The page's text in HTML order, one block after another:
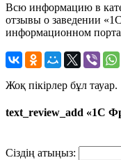
Всю информацию в
отзывы о заведении
информационном
Жоқ пікірлер бұл тауар.
text_review_add «1С
Сіздің атыңыз: